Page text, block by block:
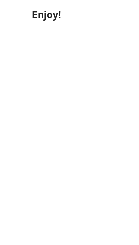
Enjoy!